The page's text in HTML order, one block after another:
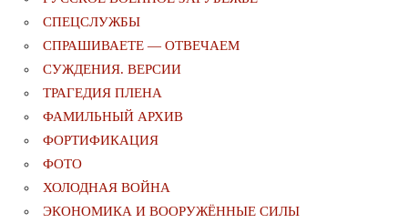
СПЕЦСЛУЖБЫ
СПРАШИВАЕТЕ — ОТВЕЧАЕМ
СУЖДЕНИЯ. ВЕРСИИ
ТРАГЕДИЯ ПЛЕНА
ФАМИЛЬНЫЙ АРХИВ
ФОРТИФИКАЦИЯ
ФОТО
ХОЛОДНАЯ ВОЙНА
ЭКОНОМИКА И ВООРУЖЁННЫЕ СИЛЫ